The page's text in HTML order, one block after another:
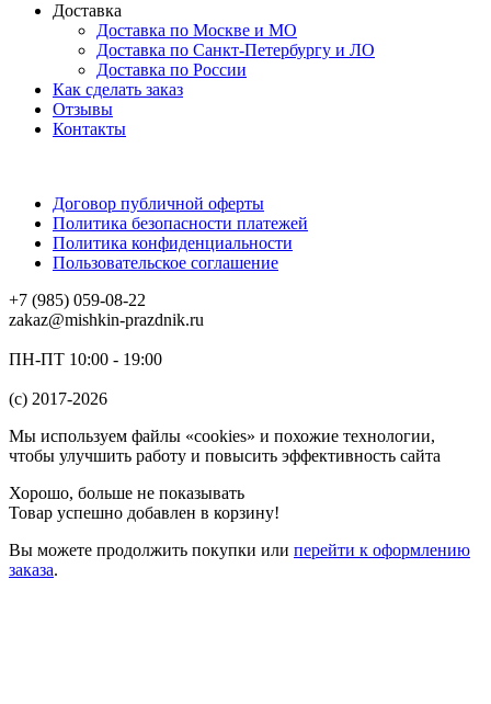
Доставка
Доставка по Москве и МО
Доставка по Санкт-Петербургу и ЛО
Доставка по России
Как сделать заказ
Отзывы
Контакты
Договор публичной оферты
Политика безопасности платежей
Политика конфиденциальности
Пользовательское соглашение
+7 (985) 059-08-22
zakaz@mishkin-prazdnik.ru
ПН-ПТ 10:00 - 19:00
(c) 2017-2026
Мы используем файлы «cookies» и похожие технологии,
чтобы улучшить работу и повысить эффективность сайта
Хорошо, больше не показывать
Товар успешно добавлен в корзину!
Вы можете продолжить покупки или перейти к оформлению
заказа.